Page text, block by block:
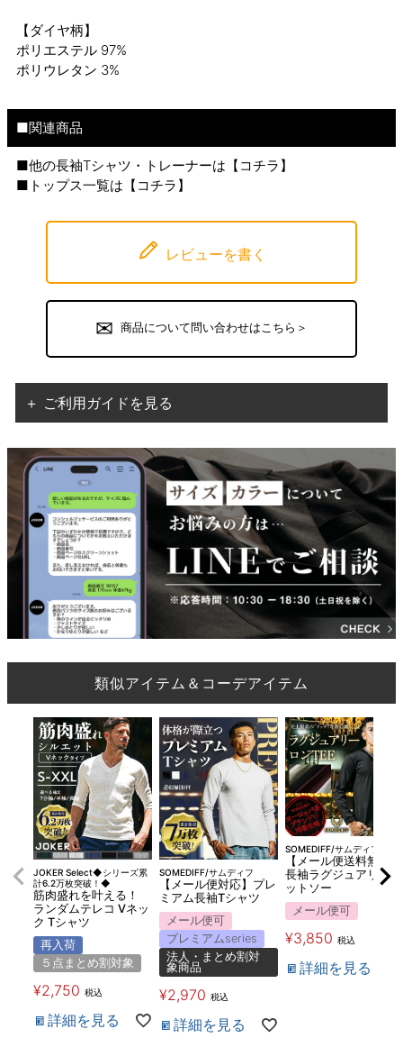
【ダイヤ柄】
ポリエステル 97%
ポリウレタン 3%
■関連商品
■他の長袖Tシャツ・トレーナーは【 コチラ 】
■トップス一覧は【 コチラ 】
レビューを書く
商品について問い合わせはこちら＞
＋ ご利用ガイドを見る
類似アイテム＆コーデアイテム
JOKER Select◆シリーズ累
計6.2万枚突破！◆
筋肉盛れを叶える！
ランダムテレコ Vネッ
ク Tシャツ
再入荷
５点まとめ割対象
¥2,750 税込
詳細を見る
SOMEDIFF/サムディフ
【メール便対応】プレ
ミアム長袖Tシャツ
メール便可
プレミアムseries
法人・まとめ割対
象商品
¥2,970 税込
詳細を見る
SOMEDIFF/サムディフ
【メール便送料無料】
長袖ラグジュアリーカ
ットソー
メール便可
¥3,850 税込
詳細を見る